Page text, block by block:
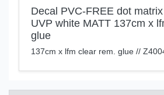
Decal PVC-FREE dot
UVP white MATT 137cm x
glue
137cm x lfm clear rem. glue //